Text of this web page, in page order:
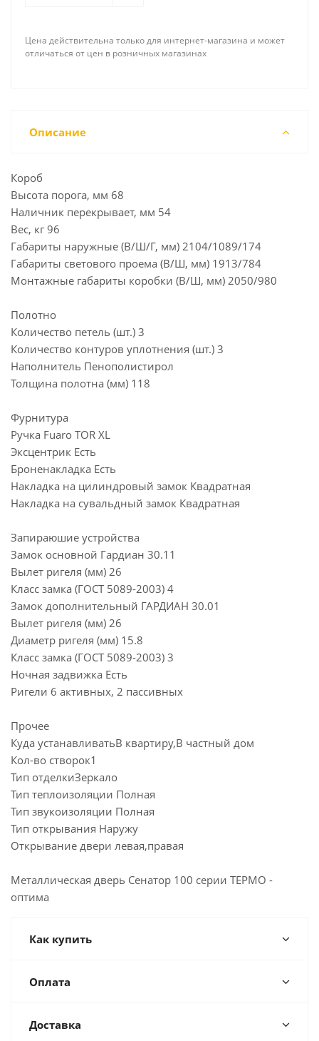
Цена действительна только для интернет-магазина и может
отличаться от цен в розничных магазинах
Описание
Короб
Высота порога, мм 68
Наличник перекрывает, мм 54
Вес, кг 96
Габариты наружные (В/Ш/Г, мм) 2104/1089/174
Габариты светового проема (В/Ш, мм) 1913/784
Монтажные габариты коробки (В/Ш, мм) 2050/980
Полотно
Количество петель (шт.) 3
Количество контуров уплотнения (шт.) 3
Наполнитель Пенополистирол
Толщина полотна (мм) 118
Фурнитура
Ручка Fuaro TOR ХL
Эксцентрик Есть
Броненакладка Есть
Накладка на цилиндровый замок Квадратная
Накладка на сувальдный замок Квадратная
Запираюшие устройства
Замок основной Гардиан 30.11
Вылет ригеля (мм) 26
Класс замка (ГОСТ 5089-2003) 4
Замок дополнительный ГАРДИАН 30.01
Вылет ригеля (мм) 26
Диаметр ригеля (мм) 15.8
Класс замка (ГОСТ 5089-2003) 3
Ночная задвижка Есть
Ригели 6 активных, 2 пассивных
Прочее
Куда устанавливатьВ квартиру,В частный дом
Кол-во створок1
Тип отделкиЗеркало
Тип теплоизоляции Полная
Тип звукоизоляции Полная
Тип открывания Наружу
Открывание двери левая,правая
Металлическая дверь Сенатор 100 серии ТЕРМО -
оптима
Как купить
Оплата
Доставка